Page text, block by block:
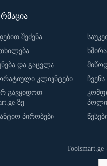
შეძენა
და გაცვლა
კლიენტები
გავყიდოთ
ზე
პირობები
ჩვენს